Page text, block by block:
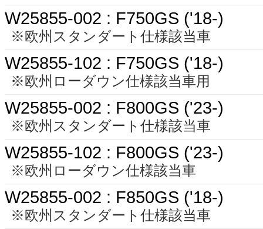
W25855-002 : F750GS ('18-)
※欧州スタンダート仕様該当車
W25855-102 : F750GS ('18-)
※欧州ローダウン仕様該当車用
W25855-002 : F800GS ('23-)
※欧州スタンダート仕様該当車
W25855-102 : F800GS ('23-)
※欧州ローダウン仕様該当車
W25855-002 : F850GS ('18-)
※欧州スタンダート仕様該当車